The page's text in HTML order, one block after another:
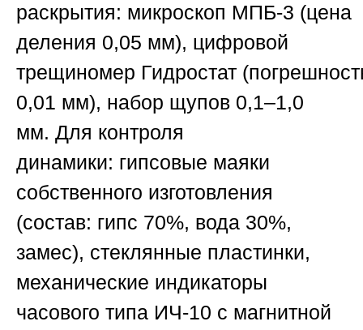
раскрытия: микроскоп МПБ-3 (цена
деления 0,05 мм), цифровой
трещиномер Гидростат
0,01 мм), набор щупов 0,1–1,0
мм. Для контроля
динамики: гипсовые маяки
собственного изготовления
(состав: гипс 70%, вода 30%,
замес), стеклянные пластинки,
механические индикаторы
часового типа ИЧ-10 с магнитной